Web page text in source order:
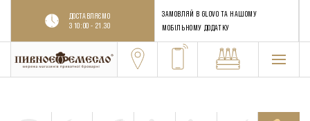
ДОСТАВЛЯЄМО
З 10:00 - 21.30
ЗАМОВЛЯЙ В GLOVO ТА НАШОМУ
МОБІЛЬНОМУ ДОДАТКУ